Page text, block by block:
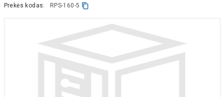
Prekės kodas: RPS-160-5